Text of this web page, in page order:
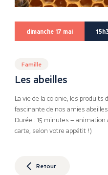
dimanche 17 mai
Famille
Les abeilles
La vie de la colonie, les produits
fascinante de nos amies abeilles.
Durée : 15 minutes – animation
carte, selon votre appétit !)
Retour